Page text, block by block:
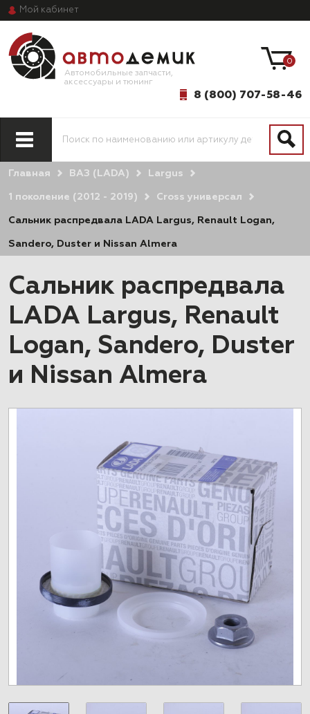
Мой кабинет
Автомобильные запчасти,
аксессуары и тюнинг
8 (800) 707-58-46
0
Главная ВАЗ (LADA) Largus
1 поколение (2012 - 2019) Cross универсал
Сальник распредвала LADA Largus, Renault Logan,
Sandero, Duster и Nissan Almera
Сальник распредвала
LADA Largus, Renault
Logan, Sandero, Duster
и Nissan Almera